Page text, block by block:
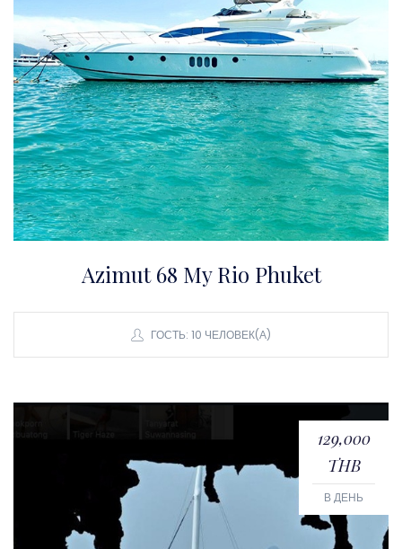
Azimut 68 My Rio Phuket
ГОСТЬ: 10 ЧЕЛОВЕК(А)
129,000
THB
В ДЕНЬ